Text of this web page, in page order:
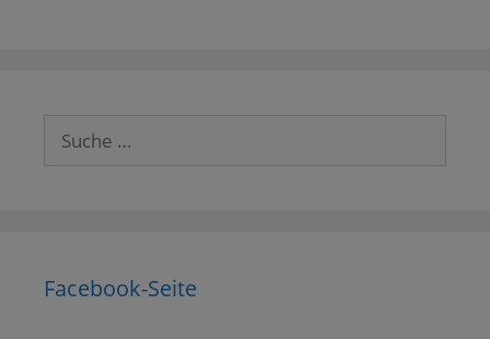
nach:
Facebook-Seite